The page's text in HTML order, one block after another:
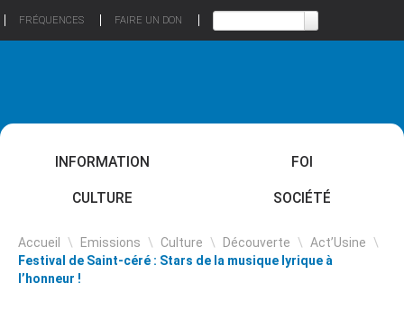
FRÉQUENCES FAIRE UN DON
INFORMATION FOI
CULTURE SOCIÉTÉ
Accueil \ Emissions \ Culture \ Découverte \ Act’Usine \
Festival de Saint-céré : Stars de la musique lyrique à
l’honneur !